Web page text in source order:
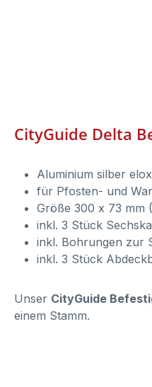
CityGuide Delta
Aluminium silber
für Pfosten- und
Größe 300 x 73 mm
inkl. 3 Stück
inkl. Bohrungen zur
inkl. 3 Stück
Unser CityGuide
einem Stamm.